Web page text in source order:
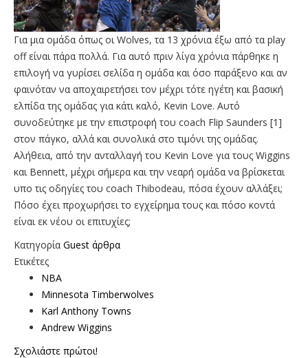
Για μια ομάδα όπως οι Wolves, τα 13 χρόνια έξω από τα play
off είναι πάρα πολλά. Για αυτό πριν λίγα χρόνια πάρθηκε η
επιλογή να γυρίσει σελίδα η ομάδα και όσο παράξενο και αν
φαινόταν να αποχαιρετήσει τον μέχρι τότε ηγέτη και βασική
ελπίδα της ομάδας για κάτι καλό, Kevin Love. Αυτό
συνοδεύτηκε με την επιστροφή του coach Flip Saunders [1]
στον πάγκο, αλλά και συνολικά στο τιμόνι της ομάδας.
Αλήθεια, από την ανταλλαγή του Kevin Love για τους Wiggins
και Bennett, μέχρι σήμερα και την νεαρή ομάδα να βρίσκεται
υπο τις οδηγίες του coach Thibodeau, πόσα έχουν αλλάξει;
Πόσο έχει προχωρήσει το εγχείρημα τους και πόσο κοντά
είναι εκ νέου οι επιτυχίες;
Κατηγορία Guest άρθρα
Ετικέτες
NBA
Minnesota Timberwolves
Karl Anthony Towns
Andrew Wiggins
Σχολιάστε πρώτοι!